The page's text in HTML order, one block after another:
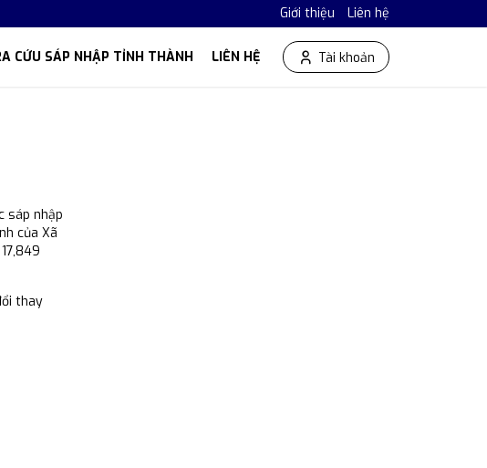
Giới thiệu Liên hệ
CỨU SÁP NHẬP TỈNH THÀNH LIÊN HỆ Tài khoản
sáp nhập
của Xã
thay